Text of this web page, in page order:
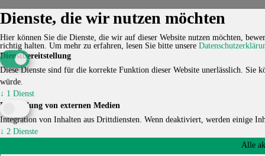
KontaktKarriereImpressumDatenschutzerklärung Cookie-
Einstellungen
© 2026 HUCKEPACK e.V. - Alle Rechte vorbehalten.
Dienste, die wir nutzen möchten
Hier können Sie die Dienste, die wir auf dieser Website nutzen möchten,
richtig halten. Um mehr zu erfahren, lesen Sie bitte unsere
Dienstbereitstellung
Diese Dienste sind für die korrekte Funktion dieser Website unerlässlich.
würde.
↓ 1 Dienst
Einbindung von externen Medien
Integration von Inhalten aus Drittdiensten. Wenn deaktiviert, werden einige
↓ 2 Dienste
Alle